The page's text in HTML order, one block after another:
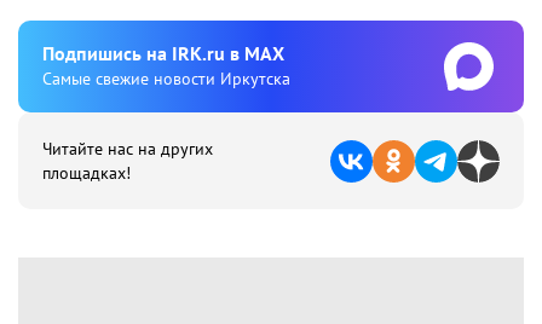
Подпишиcь на IRK.ru в MAX
Cамые свежие новости Иркутска
Читайте нас на других
площадках!